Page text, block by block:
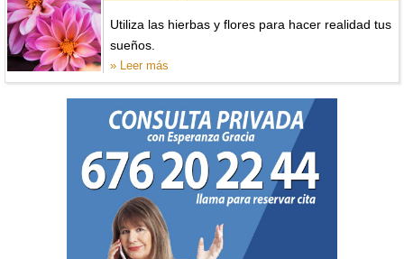
Utiliza las hierbas y flores para hacer realidad tus
sueños.
» Leer más